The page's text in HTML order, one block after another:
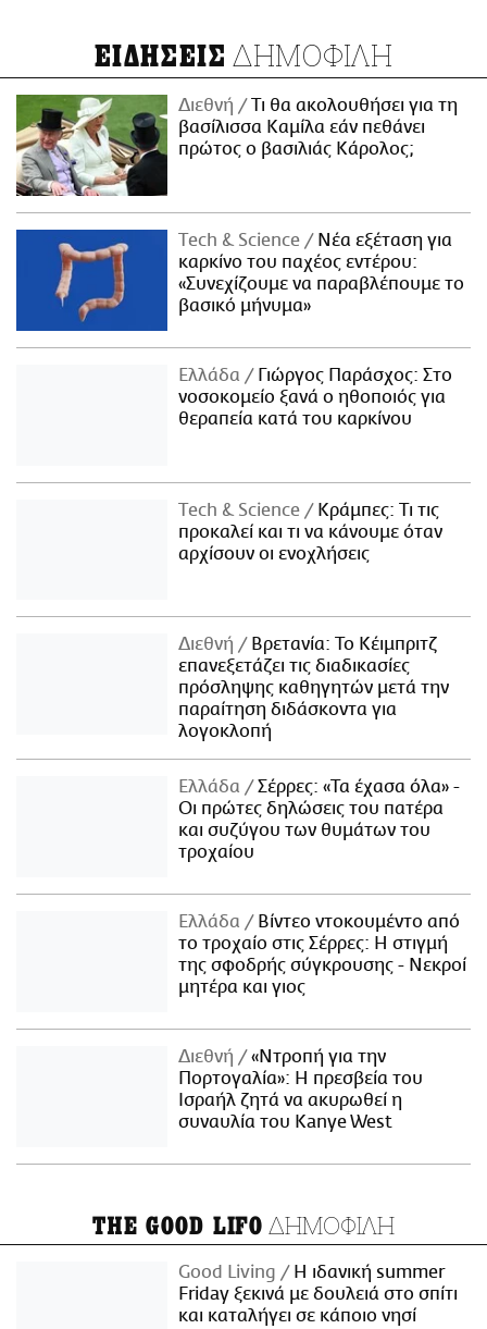
ΕΙΔΗΣΕΙΣ ΔΗΜΟΦΙΛΗ
Διεθνή
Τι θα ακολουθήσει για τη
βασίλισσα Καμίλα εάν πεθάνει
πρώτος ο βασιλιάς Κάρολος;
Τech & Science
Νέα εξέταση για
καρκίνο του παχέος εντέρου:
«Συνεχίζουμε να παραβλέπουμε το
βασικό μήνυμα»
Ελλάδα
Γιώργος Παράσχος: Στο
νοσοκομείο ξανά ο ηθοποιός για
θεραπεία κατά του καρκίνου
Τech & Science
Κράμπες: Τι τις
προκαλεί και τι να κάνουμε όταν
αρχίσουν οι ενοχλήσεις
Διεθνή
Βρετανία: Το Κέιμπριτζ
επανεξετάζει τις διαδικασίες
πρόσληψης καθηγητών μετά την
παραίτηση διδάσκοντα για
λογοκλοπή
Ελλάδα
Σέρρες: «Τα έχασα όλα» -
Οι πρώτες δηλώσεις του πατέρα
και συζύγου των θυμάτων του
τροχαίου
Ελλάδα
Βίντεο ντοκουμέντο από
το τροχαίο στις Σέρρες: Η στιγμή
της σφοδρής σύγκρουσης - Νεκροί
μητέρα και γιος
Διεθνή
«Ντροπή για την
Πορτογαλία»: Η πρεσβεία του
Ισραήλ ζητά να ακυρωθεί η
συναυλία του Kanye West
THE GOOD LIFO ΔΗΜΟΦΙΛΗ
Good Living
Η ιδανική summer
Friday ξεκινά με δουλειά στο σπίτι
και καταλήγει σε κάποιο νησί